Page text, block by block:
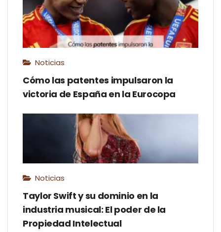
Noticias
Cómo las patentes impulsaron la
victoria de España en la Eurocopa
Noticias
Taylor Swift y su dominio en la
industria musical: El poder de la
Propiedad Intelectual